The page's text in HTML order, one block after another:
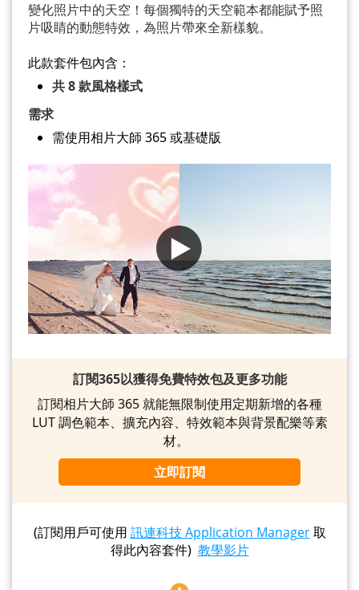
變化照片中的天空！每個獨特的天空範本都能賦予照
片吸睛的動態特效，為照片帶來全新樣貌。
此款套件包內含：
共 8 款風格樣式
需求
需使用相片大師 365 或基礎版
訂閱365以獲得免費特效包及更多功能
訂閱相片大師 365 就能無限制使用定期新增的各種
LUT 調色範本、擴充內容、特效範本與背景配樂等素
材。
立即訂閱
(訂閱用戶可使用 訊連科技 Application Manager取
得此內容套件) 教學影片